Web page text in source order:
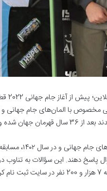
به
مخصوص با المان‌های جام جهانی و
تاریخ فوتبال را پر کنند.
سایت هایپ